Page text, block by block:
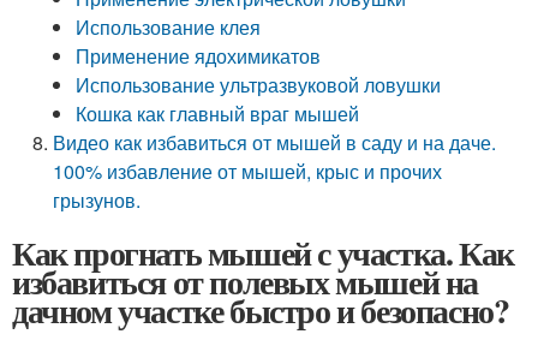
Использование клея
Применение ядохимикатов
Использование ультразвуковой ловушки
Кошка как главный враг мышей
Видео как избавиться от мышей в саду и на даче.
100% избавление от мышей, крыс и прочих
грызунов.
Как прогнать мышей с участка. Как
избавиться от полевых мышей на
дачном участке быстро и безопасно?